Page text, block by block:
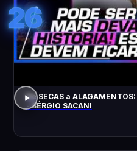
26
De SECAS a
- SÉRGIO SACANI